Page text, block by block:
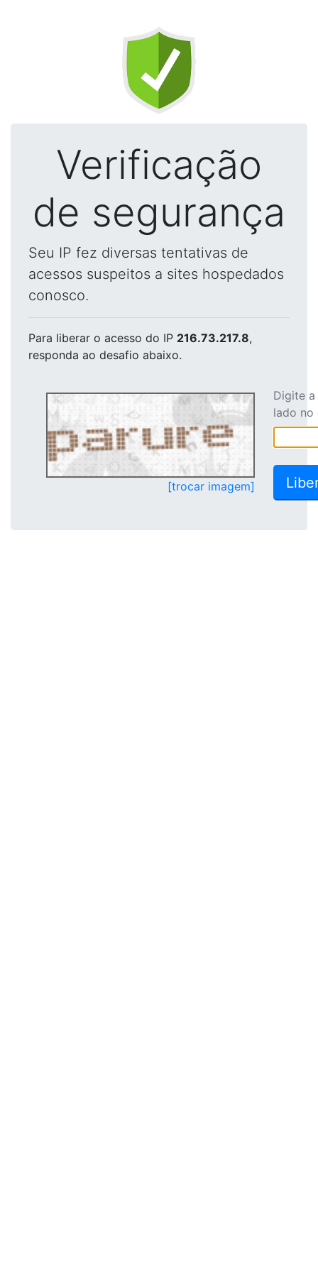
Verificação
de segurança
Seu IP fez diversas tentativas de
acessos suspeitos a sites hospedados
conosco.
Para liberar o acesso do IP 216.73.217.8,
responda ao desafio abaixo.
[trocar imagem]
Digite
lado no